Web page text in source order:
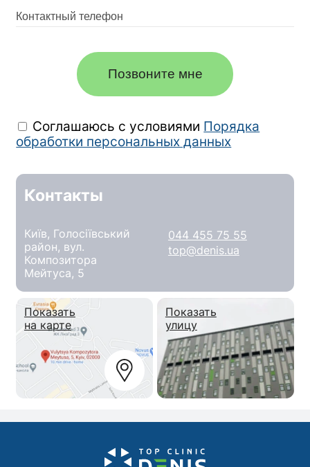
Позвоните мне
Соглашаюсь с условиями Порядка
обработки персональных данных
Контакты
Київ, Голосіївський
район, вул.
Композитора
Мейтуса, 5
044 455 75 55
top@denis.ua
Показать
на карте
Показать
улицу